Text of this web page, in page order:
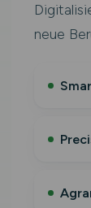
neue